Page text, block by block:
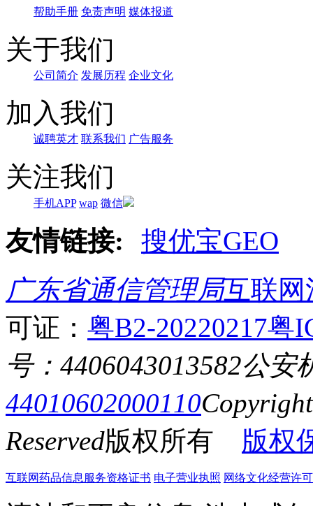
帮助手册 免责声明 媒体报道
关于我们
公司简介 发展历程 企业文化
加入我们
诚聘英才 联系我们 广告服务
关注我们
手机APP wap 微信
友情链接:
搜优宝GEO
广东省通信管理局互联网
可证： 粤B2-20220217粤
号：4406043013582公安
44010602000110
Reserved版权所有 版权
互联网药品信息服务资格证书 电子营业执照 网络文化经营许